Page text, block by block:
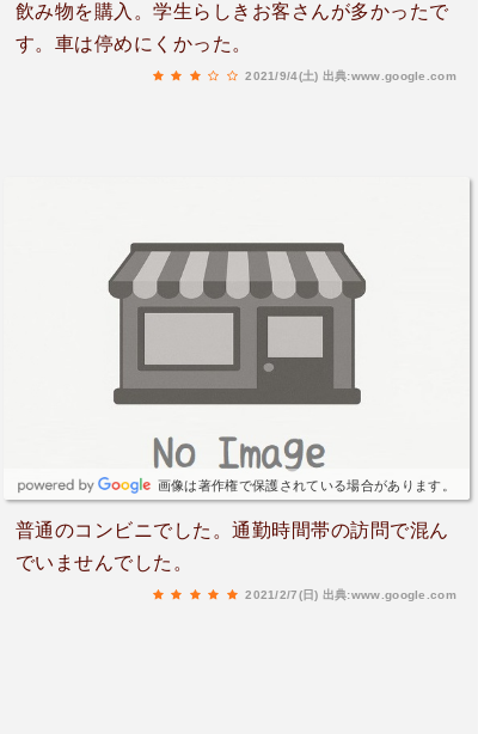
飲み物を購入。学生らしきお客さんが多かったで
す。車は停めにくかった。
2021/9/4(土) 出典:www.google.com
画像は著作権で保護されている場合があります。
普通のコンビニでした。通勤時間帯の訪問で混ん
でいませんでした。
2021/2/7(日) 出典:www.google.com